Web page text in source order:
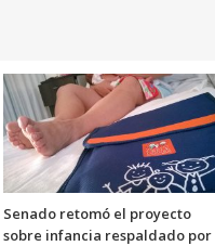
Senado retomó el proyecto
sobre infancia respaldado por